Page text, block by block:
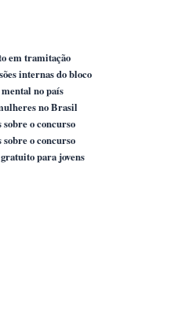
em tramitação
internas do bloco
no país
no Brasil
sobre o concurso
sobre o concurso
para jovens